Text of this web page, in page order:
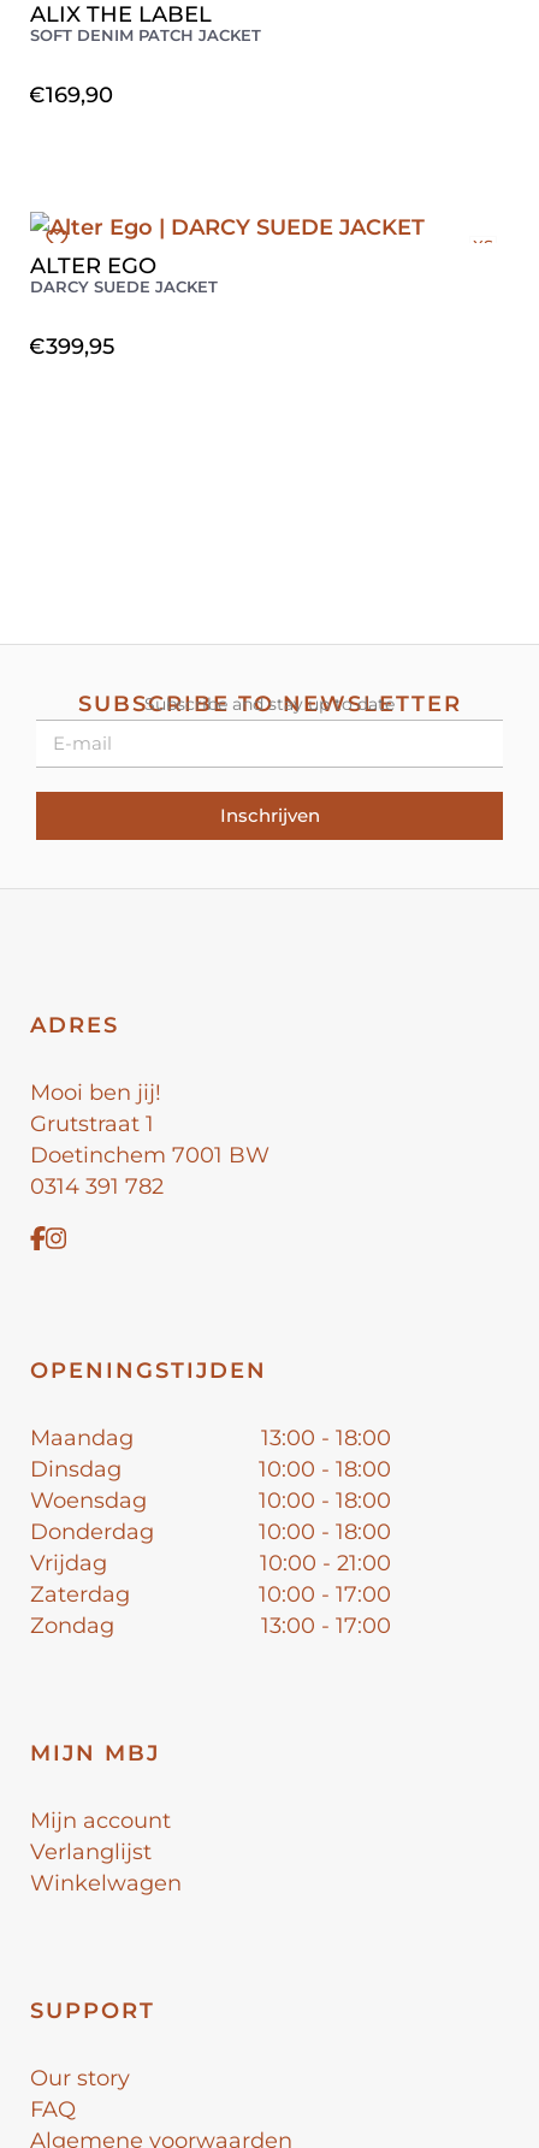
ALIX THE LABEL
SOFT DENIM PATCH JACKET
€169,90
ALTER EGO
DARCY SUEDE JACKET
€399,95
XS
SUBSCRIBE TO NEWSLETTER
Subscribe and stay up to date
Inschrijven
ADRES
Mooi ben jij!
Grutstraat 1
Doetinchem 7001 BW
0314 391 782
OPENINGSTIJDEN
Maandag
13:00 - 18:00
Dinsdag
10:00 - 18:00
Woensdag
10:00 - 18:00
Donderdag
10:00 - 18:00
Vrijdag
10:00 - 21:00
Zaterdag
10:00 - 17:00
Zondag
13:00 - 17:00
MIJN MBJ
Mijn account
Verlanglijst
Winkelwagen
SUPPORT
Our story
FAQ
Algemene voorwaarden